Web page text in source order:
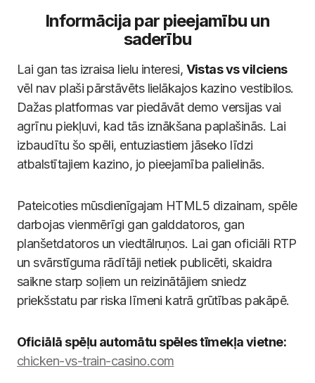
Informācija par pieejamību un
saderību
Lai gan tas izraisa lielu interesi, Vistas vs vilciens
vēl nav plaši pārstāvēts lielākajos kazino vestibilos.
Dažas platformas var piedāvāt demo versijas vai
agrīnu piekļuvi, kad tās iznākšana paplašinās. Lai
izbaudītu šo spēli, entuziastiem jāseko līdzi
atbalstītajiem kazino, jo pieejamība palielinās.
Pateicoties mūsdienīgajam HTML5 dizainam, spēle
darbojas vienmērīgi gan galddatoros, gan
planšetdatoros un viedtālruņos. Lai gan oficiāli RTP
un svārstīguma rādītāji netiek publicēti, skaidra
saikne starp soļiem un reizinātājiem sniedz
priekšstatu par riska līmeni katrā grūtības pakāpē.
Oficiālā spēļu automātu spēles tīmekļa vietne:
chicken-vs-train-casino.com